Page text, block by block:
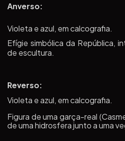
Anverso:
Violeta e azul, em calcografia.
Efígie simbólica da República,
de escultura.
Reverso:
Violeta e azul, em calcografia.
Figura de uma garça-real
de uma hidrosfera junto a uma